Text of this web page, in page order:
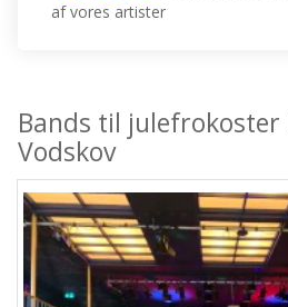
af vores artister
Bands til
Vodskov